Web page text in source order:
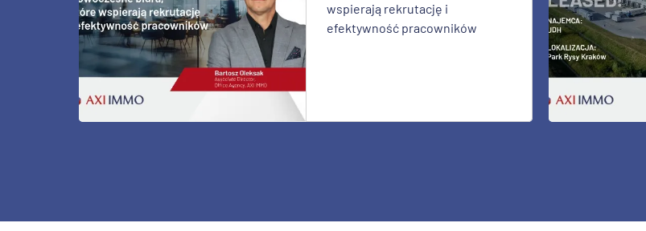
wspierają rekrutację i
efektywność pracowników